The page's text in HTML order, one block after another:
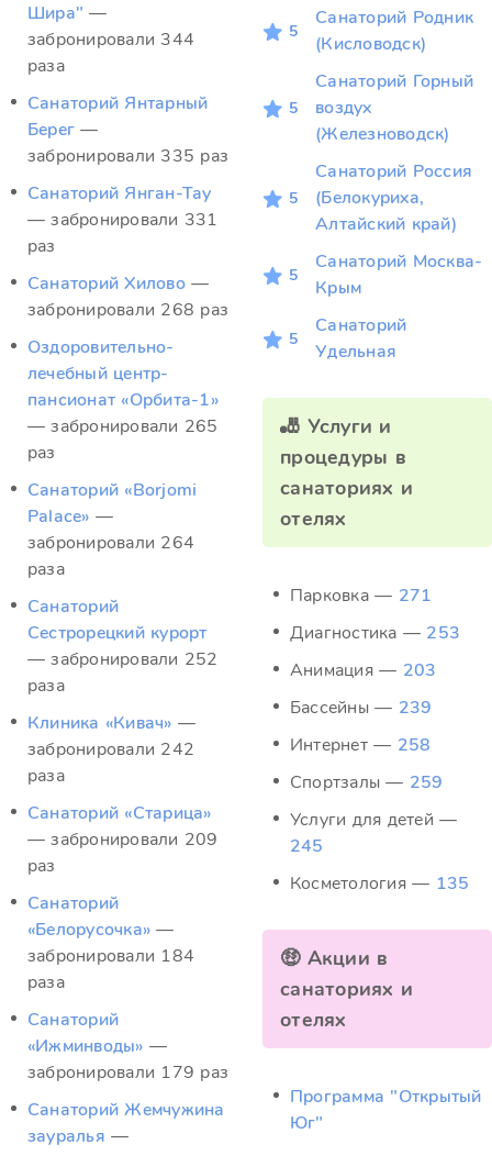
Шира" —
забронировали 344
раза
Санаторий Янтарный
Берег —
забронировали 335 раз
Санаторий Янган-Тау
— забронировали 331
раз
Санаторий Хилово —
забронировали 268 раз
Оздоровительно-
лечебный центр-
пансионат «Орбита-1»
— забронировали 265
раз
Санаторий «Borjomi
Palace» —
забронировали 264
раза
Санаторий
Сестрорецкий курорт
— забронировали 252
раза
Клиника «Кивач» —
забронировали 242
раза
Санаторий «Старица»
— забронировали 209
раз
Санаторий
«Белорусочка» —
забронировали 184
раза
Санаторий
«Ижминводы» —
забронировали 179 раз
Санаторий Жемчужина
зауралья —
5
Санаторий Родник
(Кисловодск)
5
Санаторий Горный
воздух
(Железноводск)
5
Санаторий Россия
(Белокуриха,
Алтайский край)
5
Санаторий Москва-
Крым
5
Санаторий
Удельная
🎳 Услуги и
процедуры в
санаториях и
отелях
Парковка — 271
Диагностика — 253
Анимация — 203
Бассейны — 239
Интернет — 258
Спортзалы — 259
Услуги для детей —
245
Косметология — 135
🤑 Акции в
санаториях и
отелях
Программа "Открытый
Юг"